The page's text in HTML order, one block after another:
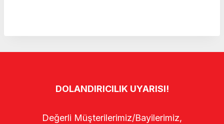
DOLANDIRICILIK UYARISI!
Değerli Müşterilerimiz/Bayilerimiz,